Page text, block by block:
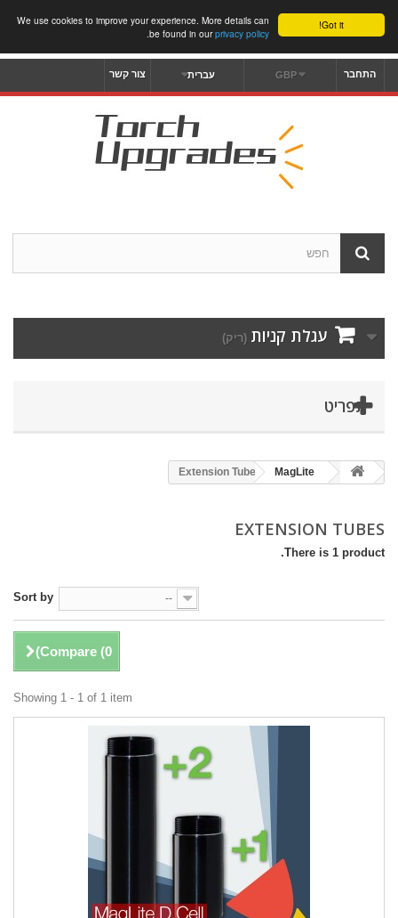
Got it!
We use cookies to improve your experience. More details can
be found in ourprivacy policy
.
התחבר GBP עברית צור קשר
עגלת קניות (ריק)
תפריט
MagLite
Extension Tubes
EXTENSION TUBES
There is 1 product.
Sort by --
Compare (0
)
Showing 1 - 1 of 1 item